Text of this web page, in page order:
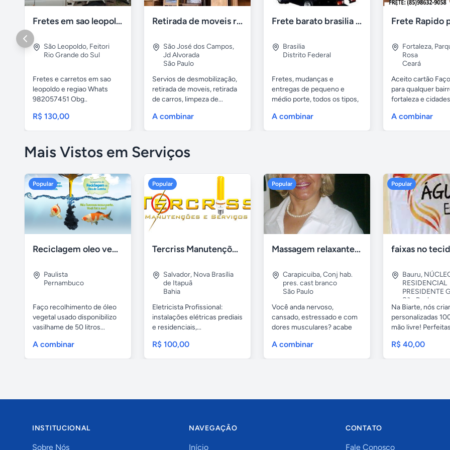
Fretes em sao leopoldo
São Leopoldo, Feitori
Rio Grande do Sul
Fretes e carretos em sao
leopoldo e regiao Whats
982057451 Obg..
R$ 130,00
Retirada de moveis residênciais e indústriais
São José dos Campos,
Jd Alvorada
São Paulo
Servios de desmobilização,
retirada de moveis, retirada
de carros, limpeza de...
A combinar
Frete barato brasilia df
Brasilia
Distrito Federal
Fretes, mudanças e
entregas de pequeno e
médio porte, todos os tipos,
A combinar
Fortaleza,
Rosa
Ceará
Aceito cartão
para qualquer
fortaleza e
A combinar
Mais Vistos em Serviços
Popular
Reciclagem oleo vegetal
Paulista
Pernambuco
Faço recolhimento de óleo
vegetal usado disponibilizo
vasilhame de 50 litros...
A combinar
Popular
Tercriss Manutenções e Serviços
Salvador, Nova Brasília
de Itapuã
Bahia
Eletricista Profissional:
instalações elétricas prediais
e residenciais,...
R$ 100,00
Popular
Massagem relaxante- terapeutica e depilação
Carapicuiba,Conj hab.
pres. cast branco
São Paulo
Você anda nervoso,
cansado, estressado e com
dores musculares? acabe
A combinar
Popular
Bauru,
RESIDENCIAL
PRESIDENTE
São Paulo
Na Biarte, nós
personalizadas
mão livre!
R$ 40,00
INSTITUCIONAL
Sobre Nós
NAVEGAÇÃO
Início
CONTATO
Fale Conosco